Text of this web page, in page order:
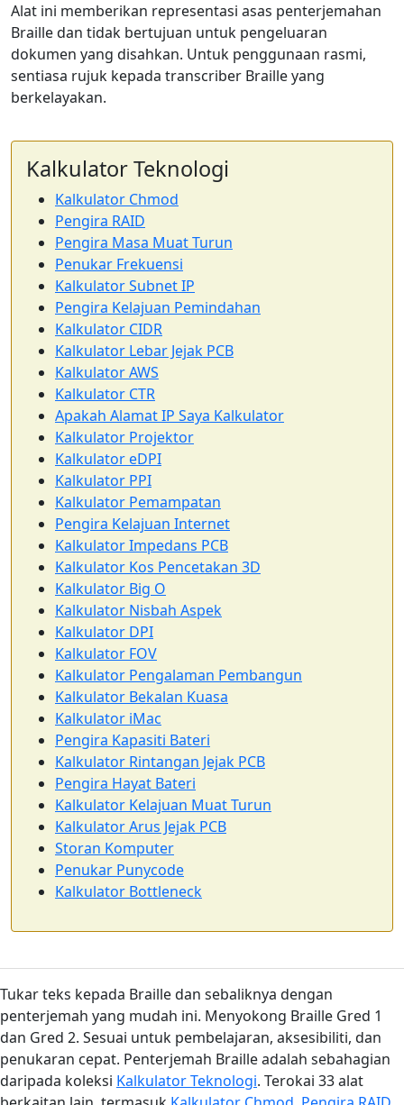
Alat ini memberikan representasi asas penterjemahan
Braille dan tidak bertujuan untuk pengeluaran
dokumen yang disahkan. Untuk penggunaan rasmi,
sentiasa rujuk kepada transcriber Braille yang
berkelayakan.
Kalkulator Teknologi
Kalkulator Chmod
Pengira RAID
Pengira Masa Muat Turun
Penukar Frekuensi
Kalkulator Subnet IP
Pengira Kelajuan Pemindahan
Kalkulator CIDR
Kalkulator Lebar Jejak PCB
Kalkulator AWS
Kalkulator CTR
Apakah Alamat IP Saya Kalkulator
Kalkulator Projektor
Kalkulator eDPI
Kalkulator PPI
Kalkulator Pemampatan
Pengira Kelajuan Internet
Kalkulator Impedans PCB
Kalkulator Kos Pencetakan 3D
Kalkulator Big O
Kalkulator Nisbah Aspek
Kalkulator DPI
Kalkulator FOV
Kalkulator Pengalaman Pembangun
Kalkulator Bekalan Kuasa
Kalkulator iMac
Pengira Kapasiti Bateri
Kalkulator Rintangan Jejak PCB
Pengira Hayat Bateri
Kalkulator Kelajuan Muat Turun
Kalkulator Arus Jejak PCB
Storan Komputer
Penukar Punycode
Kalkulator Bottleneck
Tukar teks kepada Braille dan sebaliknya dengan
penterjemah yang mudah ini. Menyokong Braille Gred 1
dan Gred 2. Sesuai untuk pembelajaran, aksesibiliti, dan
penukaran cepat. Penterjemah Braille adalah sebahagian
daripada koleksi Kalkulator Teknologi. Terokai 33 alat